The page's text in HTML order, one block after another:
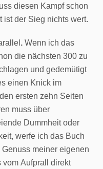
diesen Kampf schon
ist der Sieg nichts wert.
. Wenn ich das
die nächsten 300 zu
und gedemütigt
einen Knick im
ersten zehn Seiten
muss über
Dummheit oder
werfe ich das Buch
meiner eigenen
vom Aufprall direkt